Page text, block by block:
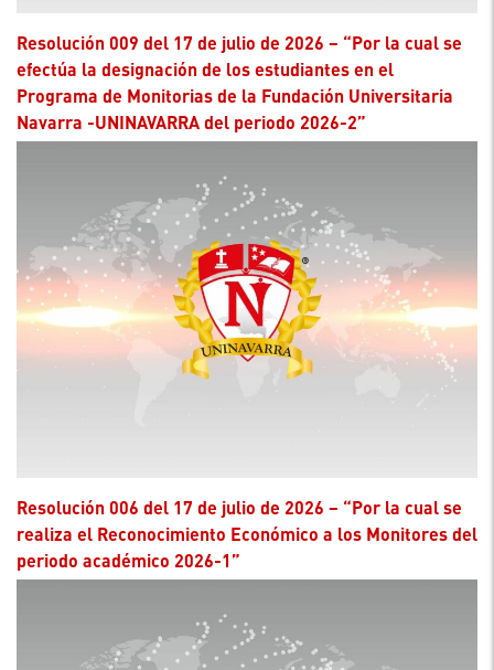
Resolución 009 del 17 de julio de 2026 – “Por la cual se
efectúa la designación de los estudiantes en el
Programa de Monitorias de la Fundación Universitaria
Navarra -UNINAVARRA del periodo 2026-2”
Resolución 006 del 17 de julio de 2026 – “Por la cual se
realiza el Reconocimiento Económico a los Monitores del
periodo académico 2026-1”